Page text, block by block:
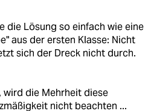
die Lösung so einfach wie eine
aus der ersten Klasse: Nicht
sich der Dreck nicht durch.
wird die Mehrheit diese
nicht beachten ...